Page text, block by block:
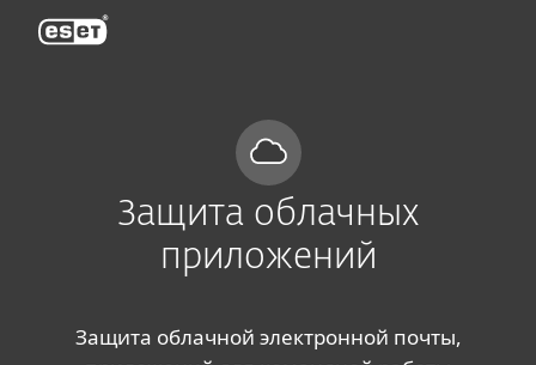
Защита облачных
приложений
Защита облачной электронной почты,
ESET